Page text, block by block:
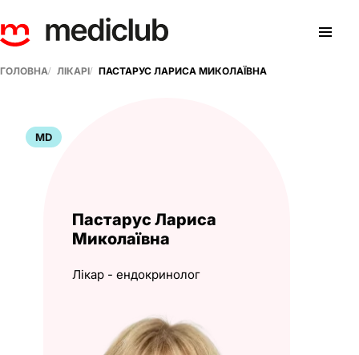
ГОЛОВНА ЛІКАРІ ПАСТАРУС ЛАРИСА МИКОЛАЇВНА
MD
Пастарус Лариса
Миколаївна
Лікар - ендокринолог